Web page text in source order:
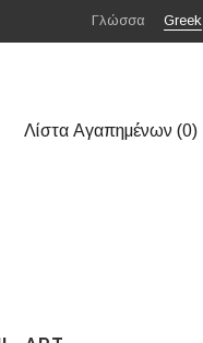
Greek
Γλώσσα
Λίστα Αγαπημένων (0)